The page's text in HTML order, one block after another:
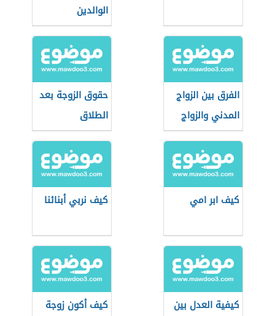
الوالدين
الفرق بين الزواج
المدني والزواج
الشرعي
حقوق الزوجة بعد
الطلاق
كيف ابر امي كيف نربي أبنائنا
كيفية العدل بين
كيف أكون زوجة